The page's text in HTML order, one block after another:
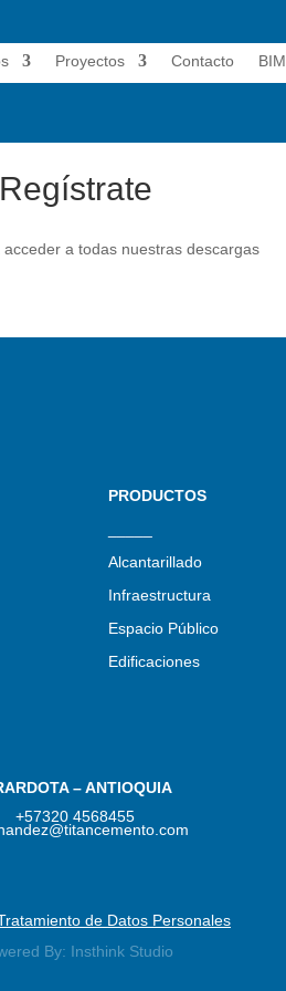
Proyectos Contacto BIM
Regístrate
a todas nuestras descargas
PRODUCTOS
Alcantarillado
Infraestructura
Espacio Público
Edificaciones
– ANTIOQUIA
+57320 4568455
de Datos Personales
By: Insthink Studio